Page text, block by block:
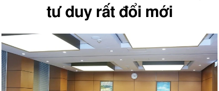
tư duy rất đổi mới